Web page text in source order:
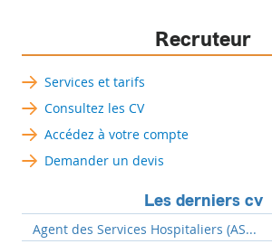
Recruteur
Services et tarifs
Consultez les CV
Accédez à votre compte
Demander un devis
Les derniers cv
Agent des Services Hospitaliers (AS...